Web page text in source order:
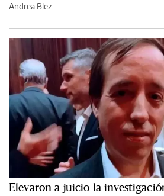
Andrea Blez
Elevaron a juicio la